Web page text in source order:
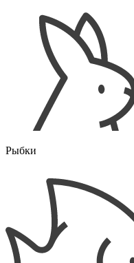
Рыбки